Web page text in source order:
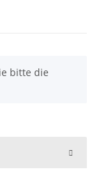
bitte die